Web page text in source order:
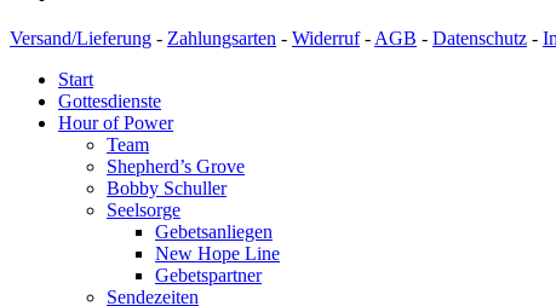
Versand/Lieferung - Zahlungsarten - Widerruf- AGB - Datenschutz -
Start
Gottesdienste
Hour of Power
Team
Shepherd’s Grove
Bobby Schuller
Seelsorge
Gebetsanliegen
New Hope Line
Gebetspartner
Sendezeiten